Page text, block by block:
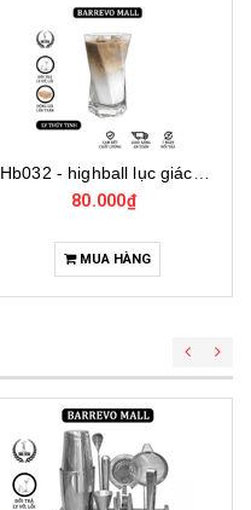
80.000₫
MUA HÀNG